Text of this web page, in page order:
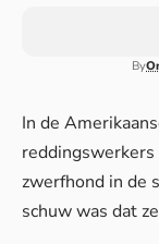
By
In de
zwerfhond in de
schuw was dat